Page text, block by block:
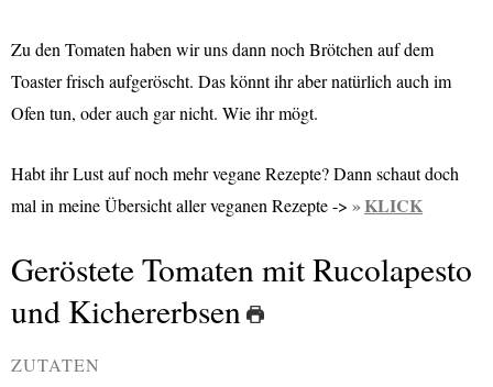
Zu den Tomaten haben wir uns dann noch Brötchen auf dem
Toaster frisch aufgeröscht. Das könnt ihr aber natürlich auch im
Ofen tun, oder auch gar nicht. Wie ihr mögt.
Habt ihr Lust auf noch mehr vegane Rezepte? Dann schaut doch
mal in meine Übersicht aller veganen Rezepte ->
KLICK
Geröstete Tomaten mit Rucolapesto
und Kichererbsen
ZUTATEN